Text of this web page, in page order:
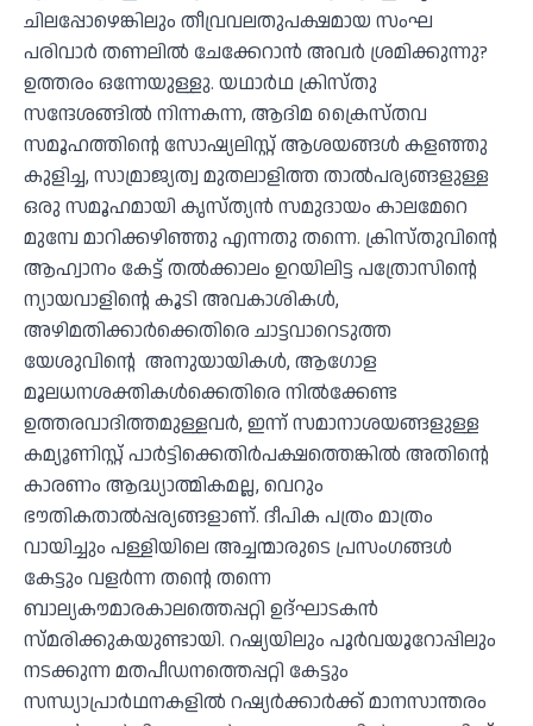
ചിലപ്പോഴെങ്കിലും തീവ്രവലതുപക്ഷമായ സംഘ
പരിവാർ തണലിൽ ചേക്കേറാൻ അവർ ശ്രമിക്കുന്നു?
ഉത്തരം ഒന്നേയുള്ളു. യഥാർഥ ക്രിസ്തു
സന്ദേശങ്ങിൽ നിന്നകന്ന, ആദിമ ക്രൈസ്തവ
സമൂഹത്തിൻ്റെ സോഷ്യലിസ്റ്റ് ആശയങ്ങൾ കളഞ്ഞു
കുളിച്ച, സാമ്രാജ്യത്വ മുതലാളിത്ത താൽപര്യങ്ങളുള്ള
ഒരു സമൂഹമായി കൃസ്ത്യൻ സമുദായം കാലമേറെ
മുമ്പേ മാറിക്കഴിഞ്ഞു എന്നതു തന്നെ. ക്രിസ്തുവിൻ്റെ
ആഹ്വാനം കേട്ട് തൽക്കാലം ഉറയിലിട്ട പത്രോസിൻ്റെ
ന്യായവാളിൻ്റെ കൂടി അവകാശികൾ,
അഴിമതിക്കാർക്കെതിരെ ചാട്ടവാറെടുത്ത
യേശുവിൻ്റെ അനുയായികൾ, ആഗോള
മൂലധനശക്തികൾക്കെതിരെ നിൽക്കേണ്ട
ഉത്തരവാദിത്തമുള്ളവർ, ഇന്ന് സമാനാശയങ്ങളുള്ള
കമ്യൂണിസ്റ്റ് പാർട്ടിക്കെതിർപക്ഷത്തെങ്കിൽ അതിൻ്റെ
കാരണം ആദ്ധ്യാത്മികമല്ല, വെറും
ഭൗതികതാൽപ്പര്യങ്ങളാണ്. ദീപിക പത്രം മാത്രം
വായിച്ചും പള്ളിയിലെ അച്ചന്മാരുടെ പ്രസംഗങ്ങൾ
കേട്ടും വളർന്ന തൻ്റെ തന്നെ
ബാല്യകൗമാരകാലത്തെപ്പറ്റി ഉദ്ഘാടകൻ
സ്മരിക്കുകയുണ്ടായി. റഷ്യയിലും പൂർവയൂറോപ്പിലും
നടക്കുന്ന മതപീഡനത്തെപ്പറ്റി കേട്ടും
സന്ധ്യാപ്രാർഥനകളിൽ റഷ്യർക്കാർക്ക് മാനസാന്തരം